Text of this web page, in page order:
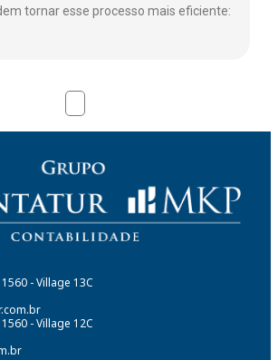
tornar esse processo mais eficiente:
- Village 13C
- Village 12C